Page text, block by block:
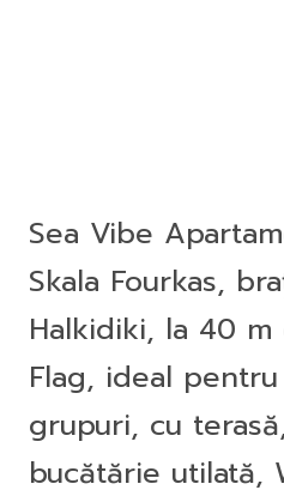
Sea Vibe
Skala Fourkas,
Halkidiki, la 40
Flag, ideal
grupuri, cu
bucătărie utilată,